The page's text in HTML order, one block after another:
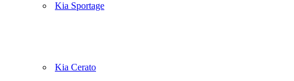
Kia Sportage
Kia Cerato